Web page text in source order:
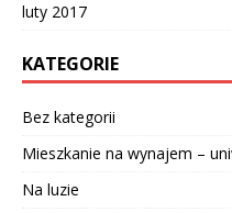
luty 2017
KATEGORIE
Bez kategorii
Mieszkanie na wynajem –
Na luzie